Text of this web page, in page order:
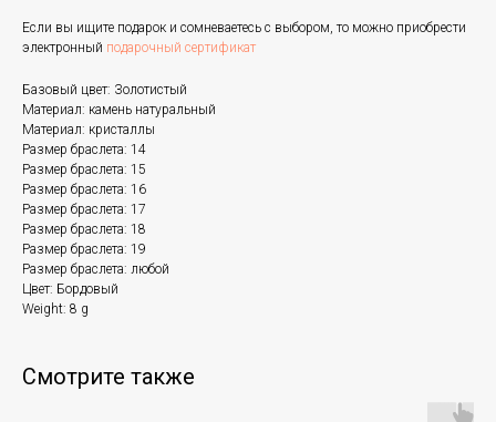
Если вы ищите подарок и сомневаетесь с выбором, то можно приобрести
электронный подарочный сертификат
Базовый цвет: Золотистый
Материал: камень натуральный
Материал: кристаллы
Размер браслета: 14
Размер браслета: 15
Размер браслета: 16
Размер браслета: 17
Размер браслета: 18
Размер браслета: 19
Размер браслета: любой
Цвет: Бордовый
Weight: 8 g
Смотрите также